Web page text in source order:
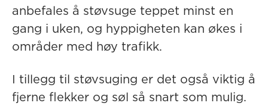
anbefales å støvsuge teppet minst en
gang i uken, og hyppigheten kan økes i
områder med høy trafikk.
I tillegg til støvsuging er det også viktig å
fjerne flekker og søl så snart som mulig.